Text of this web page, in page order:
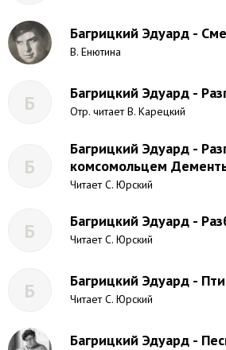
Багрицкий Эдуард -
В. Енютина
Б Багрицкий Эдуард -
Отр. читает В. Карецкий
Б
Багрицкий Эдуард -
комсомольцем
Читает С. Юрский
Б Багрицкий Эдуард -
Читает С. Юрский
Б Багрицкий Эдуард -
Читает С. Юрский
Багрицкий Эдуард -